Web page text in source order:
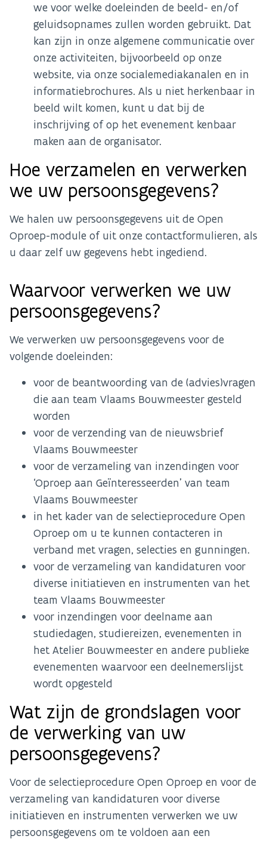
we voor welke doeleinden de beeld- en/of
geluidsopnames zullen worden gebruikt. Dat
kan zijn in onze algemene communicatie over
onze activiteiten, bijvoorbeeld op onze
website, via onze socialemediakanalen en in
informatiebrochures. Als u niet herkenbaar in
beeld wilt komen, kunt u dat bij de
inschrijving of op het evenement kenbaar
maken aan de organisator.
Hoe verzamelen en verwerken
we uw persoonsgegevens?
We halen uw persoonsgegevens uit de Open
Oproep-module of uit onze contactformulieren, als
u daar zelf uw gegevens hebt ingediend.
Waarvoor verwerken we uw
persoonsgegevens?
We verwerken uw persoonsgegevens voor de
volgende doeleinden:
voor de beantwoording van de (advies)vragen
die aan team Vlaams Bouwmeester gesteld
worden
voor de verzending van de nieuwsbrief
Vlaams Bouwmeester
voor de verzameling van inzendingen voor
‘Oproep aan Geïnteresseerden’ van team
Vlaams Bouwmeester
in het kader van de selectieprocedure Open
Oproep om u te kunnen contacteren in
verband met vragen, selecties en gunningen.
voor de verzameling van kandidaturen voor
diverse initiatieven en instrumenten van het
team Vlaams Bouwmeester
voor inzendingen voor deelname aan
studiedagen, studiereizen, evenementen in
het Atelier Bouwmeester en andere publieke
evenementen waarvoor een deelnemerslijst
wordt opgesteld
Wat zijn de grondslagen voor
de verwerking van uw
persoonsgegevens?
Voor de selectieprocedure Open Oproep en voor de
verzameling van kandidaturen voor diverse
initiatieven en instrumenten verwerken we uw
persoonsgegevens om te voldoen aan een